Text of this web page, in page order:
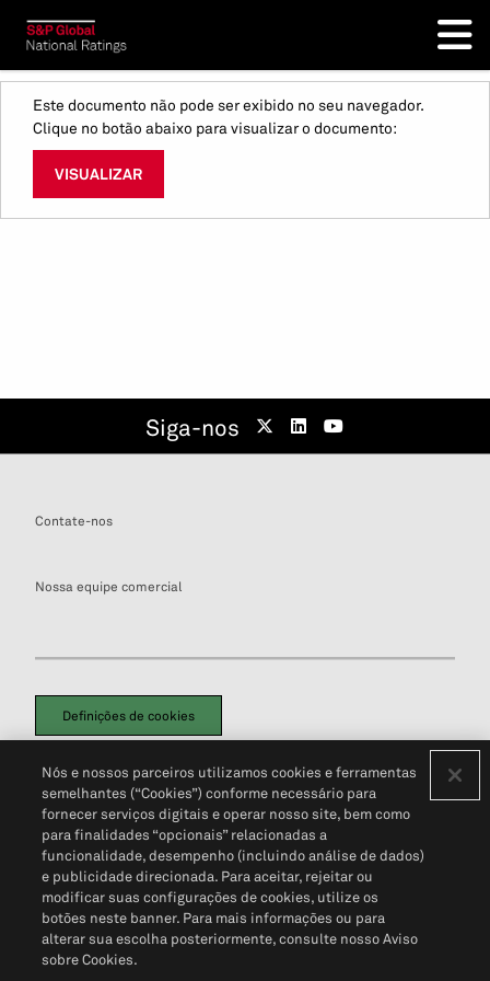
Este documento não pode ser exibido no seu navegador.
Clique no botão abaixo para visualizar o documento:
VISUALIZAR
Siga-nos
Contate-nos
Nossa equipe comercial
Definições de cookies
Política de PrivacidadePortal de privacidade do cliente (em inglês)
Não Venda Minhas Informações Pessoais© 2026 S&P Global
Nós e nossos parceiros utilizamos cookies e ferramentas
semelhantes (“Cookies”) conforme necessário para
fornecer serviços digitais e operar nosso site, bem como
para finalidades “opcionais” relacionadas a
funcionalidade, desempenho (incluindo análise de dados)
e publicidade direcionada. Para aceitar, rejeitar ou
modificar suas configurações de cookies, utilize os
botões neste banner. Para mais informações ou para
alterar sua escolha posteriormente, consulte nosso Aviso
sobre Cookies.